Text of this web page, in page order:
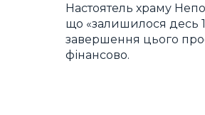
Настоятель храму
що «залишилося десь
завершення цього
фінансово.